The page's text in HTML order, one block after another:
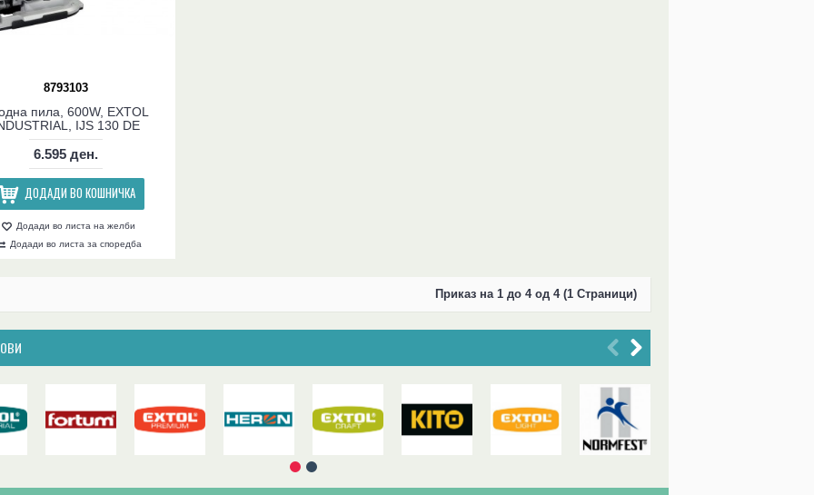
8793103
пила, 600W, EXTOL
IJS 130 DE
6.595 ден.
ДОДАДИ ВО КОШНИЧКА
Додади во листа на желби
Додади во листа за споредба
Приказ на 1 до 4 од 4 (1 Страници)